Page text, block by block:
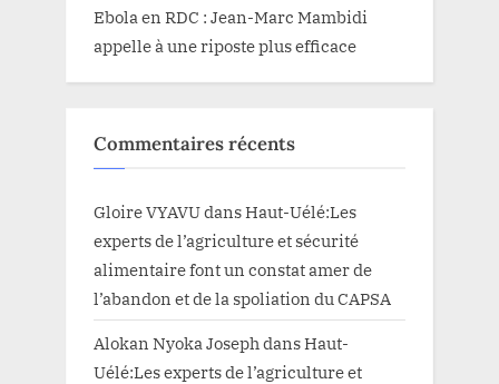
Ebola en RDC : Jean-Marc Mambidi
appelle à une riposte plus efficace
Commentaires récents
Gloire VYAVUdansHaut-Uélé:Les
experts de l’agriculture et sécurité
alimentaire font un constat amer de
l’abandon et de la spoliation du CAPSA
Alokan Nyoka Joseph dansHaut-
Uélé:Les experts de l’agriculture et